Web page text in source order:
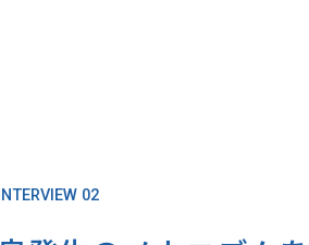
INTERVIEW 02